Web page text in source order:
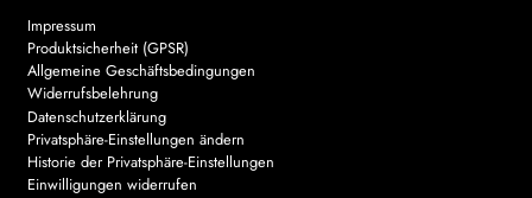
Impressum
Produktsicherheit (GPSR)
Allgemeine Geschäftsbedingungen
Widerrufsbelehrung
Datenschutzerklärung
Privatsphäre-Einstellungen ändern
Historie der Privatsphäre-Einstellungen
Einwilligungen widerrufen